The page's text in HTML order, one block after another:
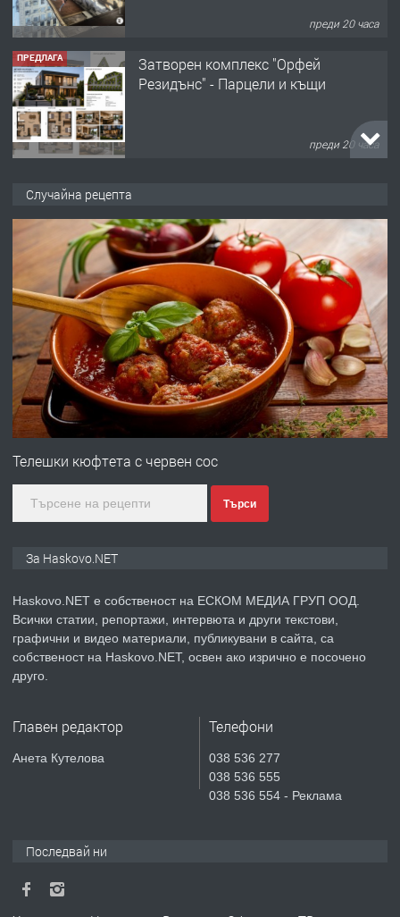
преди 20 часа
ПРЕДЛАГА
Затворен комплекс "Орфей
Резидънс" - Парцели и къщи
преди 20 часа
537 426
преди 20 часа
ПРЕДЛАГА
Давам обзаведено жилище за жена
без брокери 0889 537 426
преди 20 часа
ПРЕДЛАГА Под НАЕМ двустаен Орфей
преди 3 дни
ПРЕДЛАГА
🔑 ОБЗАВЕДЕНА ГАРСОНИЕРА ПОД
НАПЪЛНО ОБЗАВЕДЕН И
Случайна рецепта
Телешки кюфтета с червен сос
Търси
За Haskovo.NET
Haskovo.NET е собственост на ЕСКОМ МЕДИА ГРУП ООД.
Всички статии, репортажи, интервюта и други текстови,
графични и видео материали, публикувани в сайта, са
собственост на Haskovo.NET, освен ако изрично е посочено
друго.
Главен редактор
Анета Кутелова
Телефони
038 536 277
038 536 555
038 536 554 - Реклама
Последвай ни